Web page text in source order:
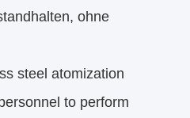
ohne
steel atomization
to perform